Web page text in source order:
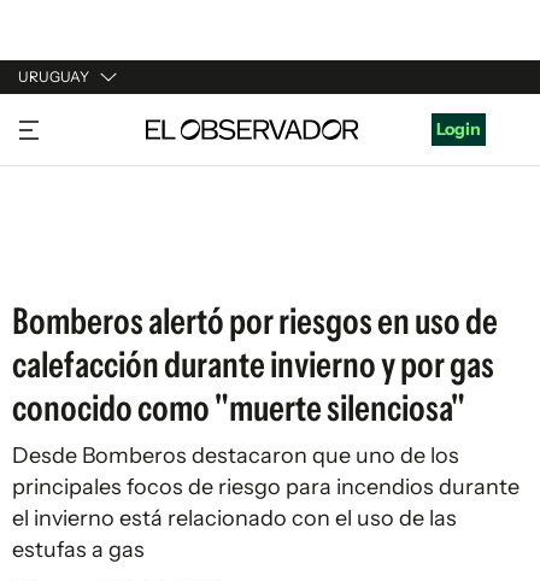
URUGUAY
URUGUAY
ARGENTINA
Login
Bomberos alertó por riesgos en uso de
calefacción durante invierno y por gas
conocido como "muerte silenciosa"
Desde Bomberos destacaron que uno de los
principales focos de riesgo para incendios durante
el invierno está relacionado con el uso de las
estufas a gas